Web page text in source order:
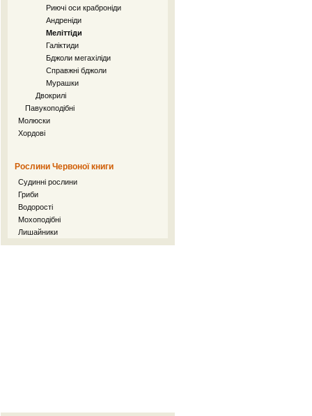
Риючі оси краброніди
Андреніди
Меліттіди
Галіктиди
Бджоли мегахіліди
Справжні бджоли
Мурашки
Двокрилі
Павукоподібні
Молюски
Хордові
Рослини Червоної книги
Судинні рослини
Гриби
Водорості
Мохоподібні
Лишайники